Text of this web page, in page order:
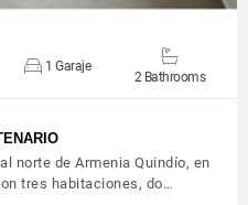
1 Garaje
2 Bathrooms
norte de Armenia Quindío, en
tres habitaciones, do…